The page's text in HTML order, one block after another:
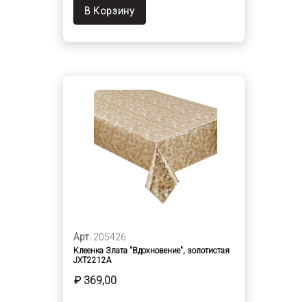
В Корзину
Арт. 205426
Клеенка Злата "Вдохновение", золотистая
JXT2212A
₽ 369,00